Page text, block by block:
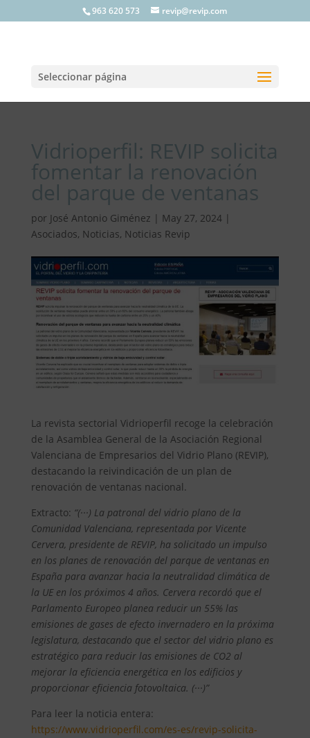
963 620 573 revip@revip.com
Seleccionar página
Vidrioperfil: REVIP solicita
fomentar la renovación
del parque de ventanas
por José Antonio Giménez | May 27, 2024|
Asociados, Noticias, Noticias Revip
La revista sectorial Vidrioperfil recoge la celebración
de la Asamblea General de la Asociación Regional
Valenciana de Empresarios del Vidrio Plano (REVIP),
destacando la reivindicación de un plan de
renovación de ventanas nacional.
Extracto: “(···) La patronal del vidrio plano de la
Comunidad Valenciana, representada por Vicente
Cervera, presidente de REVIP, ha solicitado un impulso
en los planes de renovación del parque de ventanas en
España para avanzar hacia la neutralidad climática de
la UE en los próximos 4 años. Cervera recordó que el
Parlamento Europeo planea reducir un 55% las
emisiones de gases de efecto invernadero en la próxima
legislatura, destacando que el sector del vidrio plano es
estratégico para reducir las emisiones de CO2 al
mejorar la eficiencia energética en los edificios y
proporcionar eficiencia fotovoltaica. (···)”
Para leer la noticia entera:
https://www.vidrioperfil.com/es-es/revip-solicita-